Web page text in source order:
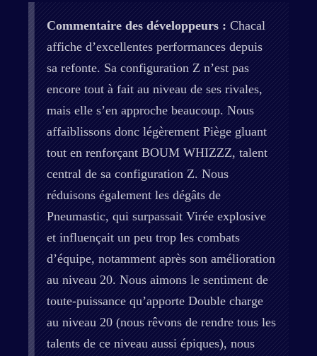
Commentaire des développeurs : Chacal
affiche d’excellentes performances depuis
sa refonte. Sa configuration Z n’est pas
encore tout à fait au niveau de ses rivales,
mais elle s’en approche beaucoup. Nous
affaiblissons donc légèrement Piège gluant
tout en renforçant BOUM WHIZZZ, talent
central de sa configuration Z. Nous
réduisons également les dégâts de
Pneumastic, qui surpassait Virée explosive
et influençait un peu trop les combats
d’équipe, notamment après son amélioration
au niveau 20. Nous aimons le sentiment de
toute-puissance qu’apporte Double charge
au niveau 20 (nous rêvons de rendre tous les
talents de ce niveau aussi épiques), nous